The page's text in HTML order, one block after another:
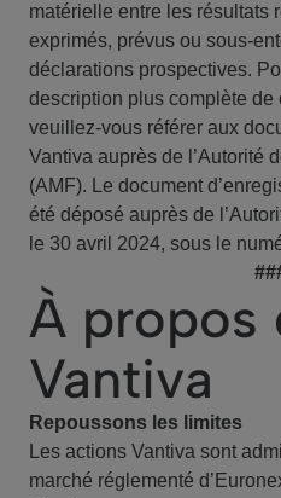
matérielle entre les résultats
exprimés, prévus ou sous-
déclarations prospectives.
description plus complète de
veuillez-vous référer aux
Vantiva auprès de l’Autorité
(AMF). Le document
été déposé auprès de
le 30 avril 2024, sous le
À propos
Vantiva
Repoussons les limites
Les actions Vantiva sont
marché réglementé